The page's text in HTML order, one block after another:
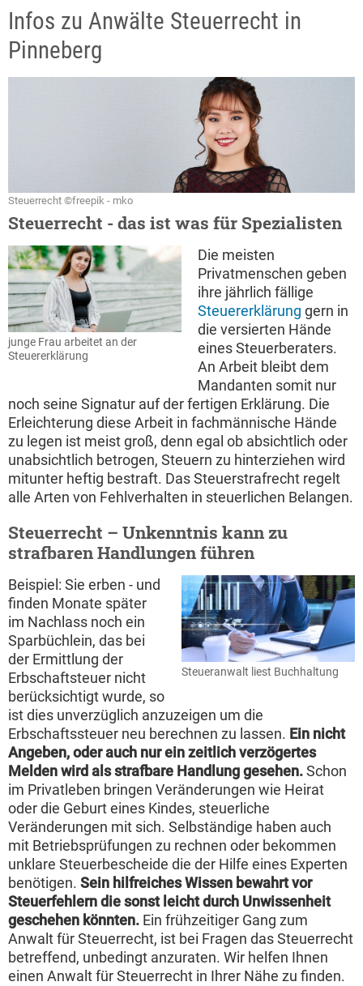
Infos zu Anwälte Steuerrecht in
Pinneberg
Steuerrecht ©freepik - mko
Steuerrecht - das ist was für Spezialisten
junge Frau arbeitet an der
Steuererklärung
Die meisten
Privatmenschen geben
ihre jährlich fällige
Steuererklärung gern in
die versierten Hände
eines Steuerberaters.
An Arbeit bleibt dem
Mandanten somit nur
noch seine Signatur auf der fertigen Erklärung. Die
Erleichterung diese Arbeit in fachmännische Hände
zu legen ist meist groß, denn egal ob absichtlich oder
unabsichtlich betrogen, Steuern zu hinterziehen wird
mitunter heftig bestraft. Das Steuerstrafrecht regelt
alle Arten von Fehlverhalten in steuerlichen Belangen.
Steuerrecht – Unkenntnis kann zu
strafbaren Handlungen führen
Steueranwalt liest Buchhaltung
Beispiel: Sie erben - und
finden Monate später
im Nachlass noch ein
Sparbüchlein, das bei
der Ermittlung der
Erbschaftsteuer nicht
berücksichtigt wurde, so
ist dies unverzüglich anzuzeigen um die
Erbschaftssteuer neu berechnen zu lassen. Ein nicht
Angeben, oder auch nur ein zeitlich verzögertes
Melden wird als strafbare Handlung gesehen.Schon
im Privatleben bringen Veränderungen wie Heirat
oder die Geburt eines Kindes, steuerliche
Veränderungen mit sich. Selbständige haben auch
mit Betriebsprüfungen zu rechnen oder bekommen
unklare Steuerbescheide die der Hilfe eines Experten
benötigen. Sein hilfreiches Wissen bewahrt vor
Steuerfehlern die sonst leicht durch Unwissenheit
geschehen könnten. Ein frühzeitiger Gang zum
Anwalt für Steuerrecht, ist bei Fragen das Steuerrecht
betreffend, unbedingt anzuraten. Wir helfen Ihnen
einen Anwalt für Steuerrecht in Ihrer Nähe zu finden.